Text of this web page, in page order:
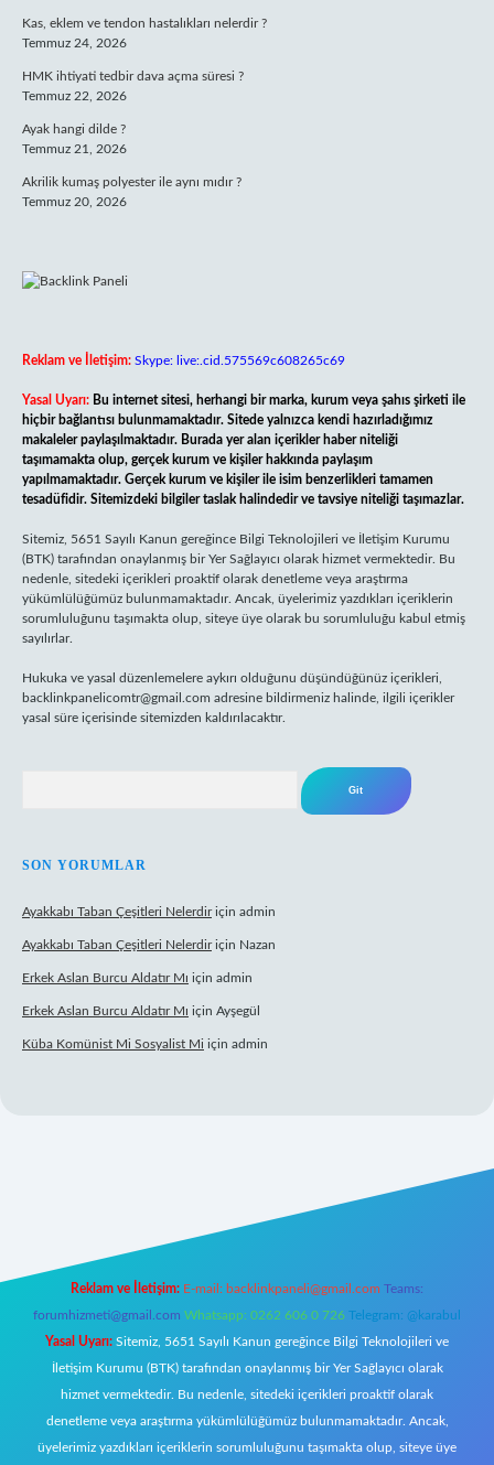
Kas, eklem ve tendon hastalıkları nelerdir ?
Temmuz 24, 2026
HMK ihtiyati tedbir dava açma süresi ?
Temmuz 22, 2026
Ayak hangi dilde ?
Temmuz 21, 2026
Akrilik kumaş polyester ile aynı mıdır ?
Temmuz 20, 2026
Reklam ve İletişim: Skype: live:.cid.575569c608265c69
Yasal Uyarı: Bu internet sitesi, herhangi bir marka, kurum veya şahıs şirketi ile
hiçbir bağlantısı bulunmamaktadır. Sitede yalnızca kendi hazırladığımız
makaleler paylaşılmaktadır. Burada yer alan içerikler haber niteliği
taşımamakta olup, gerçek kurum ve kişiler hakkında paylaşım
yapılmamaktadır. Gerçek kurum ve kişiler ile isim benzerlikleri tamamen
tesadüfidir. Sitemizdeki bilgiler taslak halindedir ve tavsiye niteliği taşımazlar.
Sitemiz, 5651 Sayılı Kanun gereğince Bilgi Teknolojileri ve İletişim Kurumu
(BTK) tarafından onaylanmış bir Yer Sağlayıcı olarak hizmet vermektedir. Bu
nedenle, sitedeki içerikleri proaktif olarak denetleme veya araştırma
yükümlülüğümüz bulunmamaktadır. Ancak, üyelerimiz yazdıkları içeriklerin
sorumluluğunu taşımakta olup, siteye üye olarak bu sorumluluğu kabul etmiş
sayılırlar.
Hukuka ve yasal düzenlemelere aykırı olduğunu düşündüğünüz içerikleri,
backlinkpanelicomtr@gmail.com adresine bildirmeniz halinde, ilgili içerikler
yasal süre içerisinde sitemizden kaldırılacaktır.
SON YORUMLAR
Ayakkabı Taban Çeşitleri Nelerdiriçin admin
Ayakkabı Taban Çeşitleri Nelerdiriçin Nazan
Erkek Aslan Burcu Aldatır Mı için admin
Erkek Aslan Burcu Aldatır Mı için Ayşegül
Küba Komünist Mi Sosyalist Mi için admin
Reklam ve İletişim: E-mail: backlinkpaneli@gmail.com Teams:
forumhizmeti@gmail.com Whatsapp: 0262 606 0 726 Telegram: @karabul
Yasal Uyarı: Sitemiz, 5651 Sayılı Kanun gereğince Bilgi Teknolojileri ve
İletişim Kurumu (BTK) tarafından onaylanmış bir Yer Sağlayıcı olarak
hizmet vermektedir. Bu nedenle, sitedeki içerikleri proaktif olarak
denetleme veya araştırma yükümlülüğümüz bulunmamaktadır. Ancak,
üyelerimiz yazdıkları içeriklerin sorumluluğunu taşımakta olup, siteye üye